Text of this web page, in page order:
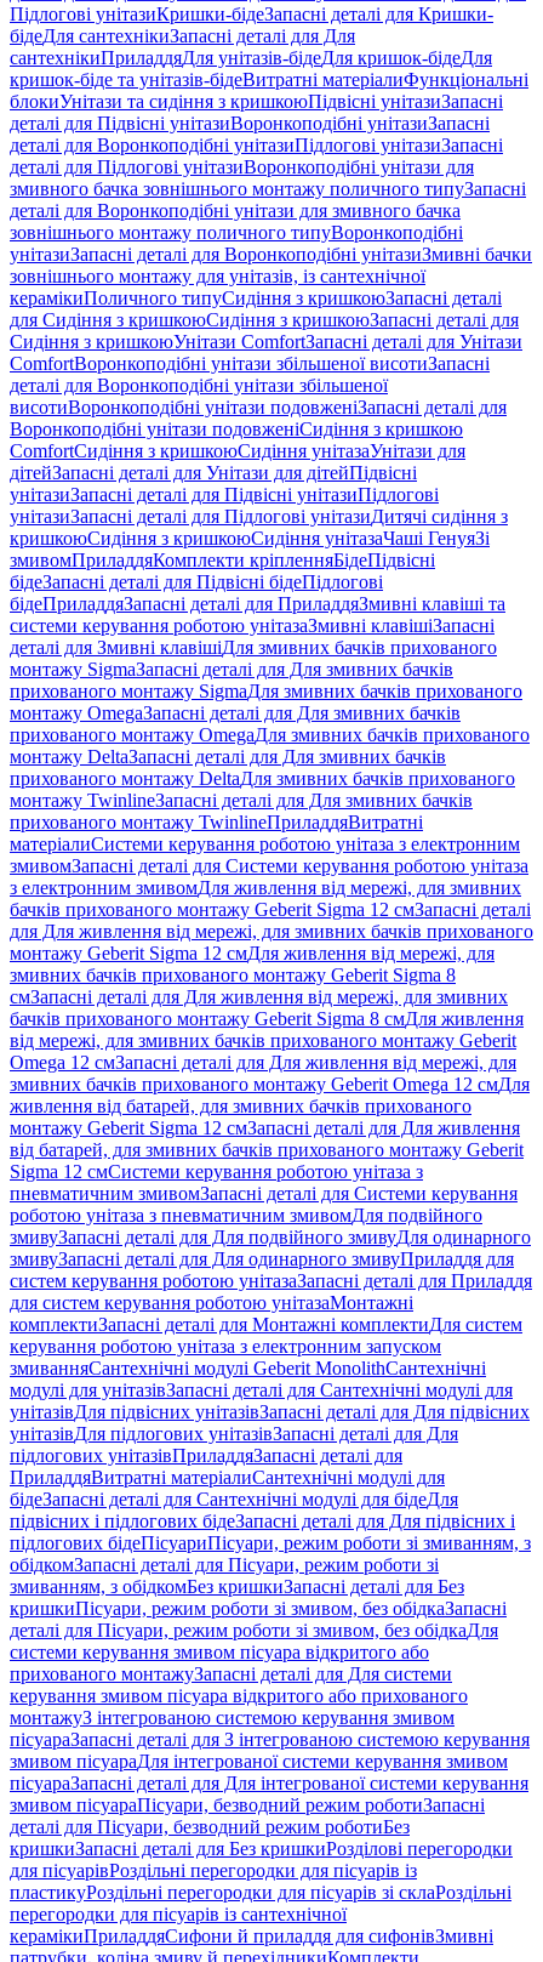
Підлогові унітазиКришки-бідеЗапасні деталі для Кришки-
бідеДля сантехнікиЗапасні деталі для Для
сантехнікиПриладдяДля унітазів-бідеДля кришок-бідеДля
кришок-біде та унітазів-бідеВитратні матеріалиФункціональні
блокиУнітази та сидіння з кришкоюПідвісні унітазиЗапасні
деталі для Підвісні унітазиВоронкоподібні унітазиЗапасні
деталі для Воронкоподібні унітазиПідлогові унітазиЗапасні
деталі для Підлогові унітазиВоронкоподібні унітази для
змивного бачка зовнішнього монтажу поличного типуЗапасні
деталі для Воронкоподібні унітази для змивного бачка
зовнішнього монтажу поличного типуВоронкоподібні
унітазиЗапасні деталі для Воронкоподібні унітазиЗмивні бачки
зовнішнього монтажу для унітазів, із сантехнічної
керамікиПоличного типуСидіння з кришкоюЗапасні деталі
для Сидіння з кришкоюСидіння з кришкоюЗапасні деталі для
Сидіння з кришкоюУнітази ComfortЗапасні деталі для Унітази
ComfortВоронкоподібні унітази збільшеної висотиЗапасні
деталі для Воронкоподібні унітази збільшеної
висотиВоронкоподібні унітази подовженіЗапасні деталі для
Воронкоподібні унітази подовженіСидіння з кришкою
ComfortСидіння з кришкоюСидіння унітазаУнітази для
дітейЗапасні деталі для Унітази для дітейПідвісні
унітазиЗапасні деталі для Підвісні унітазиПідлогові
унітазиЗапасні деталі для Підлогові унітазиДитячі сидіння з
кришкоюСидіння з кришкоюСидіння унітазаЧаші ГенуяЗі
змивомПриладдяКомплекти кріпленняБідеПідвісні
бідеЗапасні деталі для Підвісні бідеПідлогові
бідеПриладдяЗапасні деталі для ПриладдяЗмивні клавіші та
системи керування роботою унітазаЗмивні клавішіЗапасні
деталі для Змивні клавішіДля змивних бачків прихованого
монтажу SigmaЗапасні деталі для Для змивних бачків
прихованого монтажу SigmaДля змивних бачків прихованого
монтажу OmegaЗапасні деталі для Для змивних бачків
прихованого монтажу OmegaДля змивних бачків прихованого
монтажу DeltaЗапасні деталі для Для змивних бачків
прихованого монтажу DeltaДля змивних бачків прихованого
монтажу TwinlineЗапасні деталі для Для змивних бачків
прихованого монтажу TwinlineПриладдяВитратні
матеріалиСистеми керування роботою унітаза з електронним
змивомЗапасні деталі для Системи керування роботою унітаза
з електронним змивомДля живлення від мережі, для змивних
бачків прихованого монтажу Geberit Sigma 12 смЗапасні деталі
для Для живлення від мережі, для змивних бачків прихованого
монтажу Geberit Sigma 12 смДля живлення від мережі, для
змивних бачків прихованого монтажу Geberit Sigma 8
смЗапасні деталі для Для живлення від мережі, для змивних
бачків прихованого монтажу Geberit Sigma 8 смДля живлення
від мережі, для змивних бачків прихованого монтажу Geberit
Omega 12 смЗапасні деталі для Для живлення від мережі, для
змивних бачків прихованого монтажу Geberit Omega 12 смДля
живлення від батарей, для змивних бачків прихованого
монтажу Geberit Sigma 12 смЗапасні деталі для Для живлення
від батарей, для змивних бачків прихованого монтажу Geberit
Sigma 12 смСистеми керування роботою унітаза з
пневматичним змивомЗапасні деталі для Системи керування
роботою унітаза з пневматичним змивомДля подвійного
змивуЗапасні деталі для Для подвійного змивуДля одинарного
змивуЗапасні деталі для Для одинарного змивуПриладдя для
систем керування роботою унітазаЗапасні деталі для Приладдя
для систем керування роботою унітазаМонтажні
комплектиЗапасні деталі для Монтажні комплектиДля систем
керування роботою унітаза з електронним запуском
змиванняСантехнічні модулі Geberit MonolithСантехнічні
модулі для унітазівЗапасні деталі для Сантехнічні модулі для
унітазівДля підвісних унітазівЗапасні деталі для Для підвісних
унітазівДля підлогових унітазівЗапасні деталі для Для
підлогових унітазівПриладдяЗапасні деталі для
ПриладдяВитратні матеріалиСантехнічні модулі для
бідеЗапасні деталі для Сантехнічні модулі для бідеДля
підвісних і підлогових бідеЗапасні деталі для Для підвісних і
підлогових бідеПісуариПісуари, режим роботи зі змиванням, з
обідкомЗапасні деталі для Пісуари, режим роботи зі
змиванням, з обідкомБез кришкиЗапасні деталі для Без
кришкиПісуари, режим роботи зі змивом, без обідкаЗапасні
деталі для Пісуари, режим роботи зі змивом, без обідкаДля
системи керування змивом пісуара відкритого або
прихованого монтажуЗапасні деталі для Для системи
керування змивом пісуара відкритого або прихованого
монтажуЗ інтегрованою системою керування змивом
пісуараЗапасні деталі для З інтегрованою системою керування
змивом пісуараДля інтегрованої системи керування змивом
пісуараЗапасні деталі для Для інтегрованої системи керування
змивом пісуараПісуари, безводний режим роботиЗапасні
деталі для Пісуари, безводний режим роботиБез
кришкиЗапасні деталі для Без кришкиРозділові перегородки
для пісуарівРоздільні перегородки для пісуарів із
пластикуРоздільні перегородки для пісуарів зі склаРоздільні
перегородки для пісуарів із сантехнічної
керамікиПриладдяСифони й приладдя для сифонівЗмивні
патрубки, коліна змиву й перехідникиКомплекти